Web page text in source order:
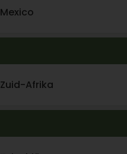
Mexico
Zuid-Afrika